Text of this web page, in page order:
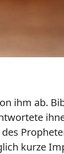
ihm ab.
kurze